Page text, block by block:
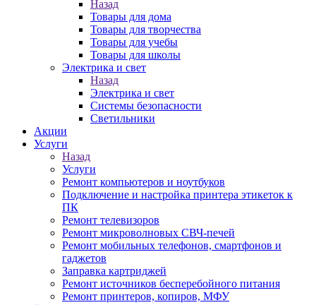
Назад
Товары для дома
Товары для творчества
Товары для учебы
Товары для школы
Электрика и свет
Назад
Электрика и свет
Системы безопасности
Светильники
Акции
Услуги
Назад
Услуги
Ремонт компьютеров и ноутбуков
Подключение и настройка принтера этикеток к
ПК
Ремонт телевизоров
Ремонт микроволновых СВЧ-печей
Ремонт мобильных телефонов, смартфонов и
гаджетов
Заправка картриджей
Ремонт источников бесперебойного питания
Ремонт принтеров, копиров, МФУ